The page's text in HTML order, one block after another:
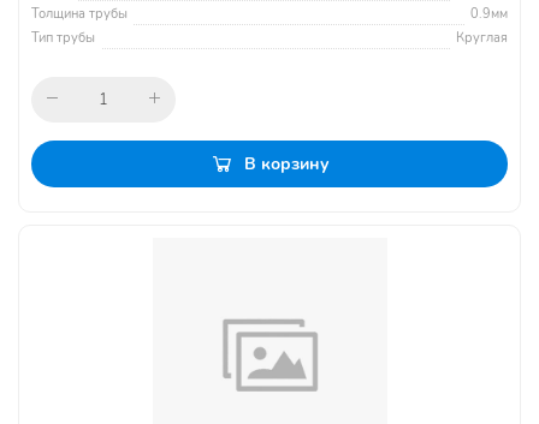
Толщина трубы
0.9мм
Тип трубы
Круглая
В корзину